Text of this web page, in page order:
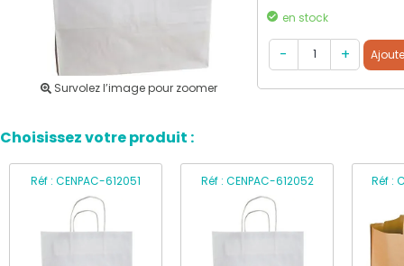
Survolez l’image pour zoomer
en stock
Choisissez votre produit :
Réf : CENPAC-612051 Réf : CENPAC-612052 Réf :